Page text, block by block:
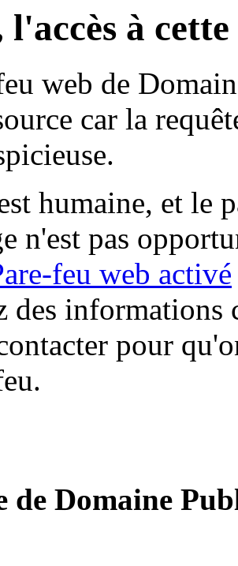
l'accès à
web de
car la
humaine, et le
n'est pas
feu web activé
des informations
pour
de Domaine